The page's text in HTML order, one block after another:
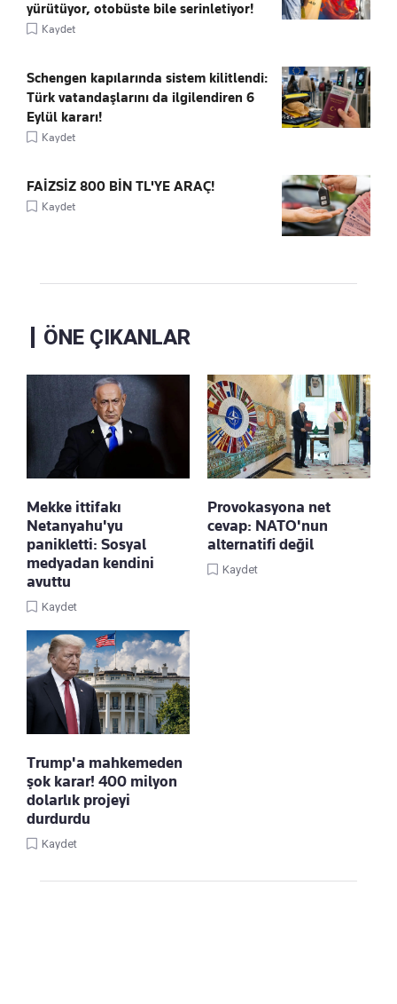
yürütüyor, otobüste bile serinletiyor!
Kaydet
Schengen kapılarında sistem kilitlendi:
Türk vatandaşlarını da ilgilendiren 6
Eylül kararı!
Kaydet
FAİZSİZ 800 BİN TL'YE ARAÇ!
Kaydet
ÖNE ÇIKANLAR
Mekke ittifakı
Netanyahu'yu
panikletti: Sosyal
medyadan kendini
avuttu
Kaydet
Provokasyona net
cevap: NATO'nun
alternatifi değil
Kaydet
Trump'a mahkemeden
şok karar! 400 milyon
dolarlık projeyi
durdurdu
Kaydet